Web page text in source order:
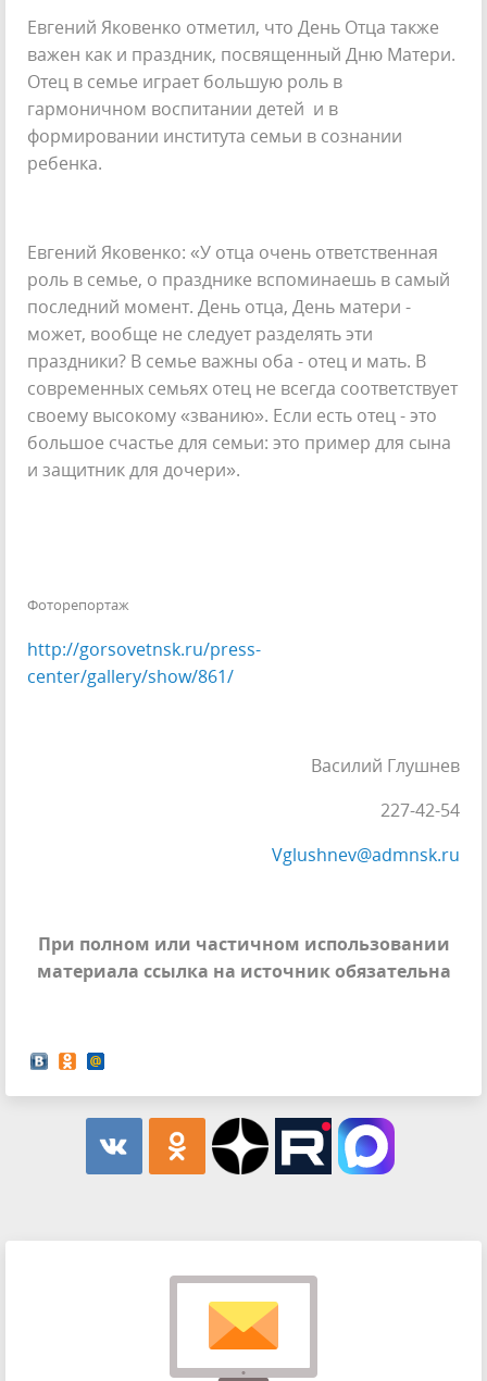
Евгений Яковенко отметил, что День Отца также
важен как и праздник, посвященный Дню Матери.
Отец в семье играет большую роль в
гармоничном воспитании детей и в
формировании института семьи в сознании
ребенка.
Евгений Яковенко: «У отца очень ответственная
роль в семье, о празднике вспоминаешь в самый
последний момент. День отца, День матери -
может, вообще не следует разделять эти
праздники? В семье важны оба - отец и мать. В
современных семьях отец не всегда соответствует
своему высокому «званию». Если есть отец - это
большое счастье для семьи: это пример для сына
и защитник для дочери».
Фоторепортаж
http://gorsovetnsk.ru/press-
center/gallery/show/861/
Василий Глушнев
227-42-54
Vglushnev@admnsk.ru
При полном или частичном использовании
материала ссылка на источник обязательна